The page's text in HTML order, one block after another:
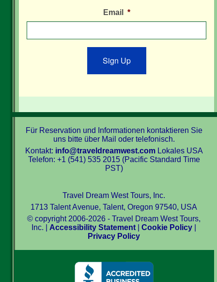
Email *
Sign Up
Für Reservation und Informationen kontaktieren Sie
uns bitte über Mail oder telefonisch.
Kontakt: info@traveldreamwest.comLokales USA
Telefon: +1 (541) 535 2015 (Pacific Standard Time
PST)
Travel Dream West Tours, Inc.
1713 Talent Avenue, Talent, Oregon 97540, USA
© copyright 2006-2026 - Travel Dream West Tours,
Inc. | Accessibility Statement |Cookie Policy
Privacy Policy